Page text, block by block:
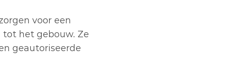
voor een
het gebouw. Ze
geautoriseerde